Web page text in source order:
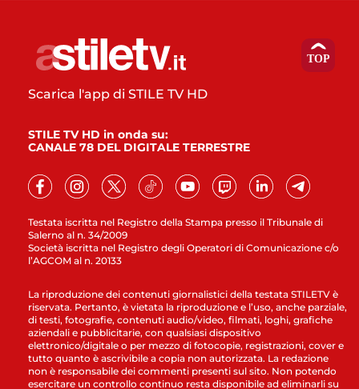
Testata iscritta nel Registro della Stampa presso il Tribunale di
Salerno al n. 34/2009
Società iscritta nel Registro degli Operatori di Comunicazione c/o
l’AGCOM al n. 20133
Scarica l'app di STILE TV HD
STILE TV HD in onda su:
CANALE 78 DEL DIGITALE TERRESTRE
La riproduzione dei contenuti giornalistici della testata STILETV è
riservata. Pertanto, è vietata la riproduzione e l’uso, anche parziale,
di testi, fotografie, contenuti audio/video, filmati, loghi, grafiche
aziendali e pubblicitarie, con qualsiasi dispositivo
elettronico/digitale o per mezzo di fotocopie, registrazioni, cover e
tutto quanto è ascrivibile a copia non autorizzata. La redazione
non è responsabile dei commenti presenti sul sito. Non potendo
esercitare un controllo continuo resta disponibile ad eliminarli su